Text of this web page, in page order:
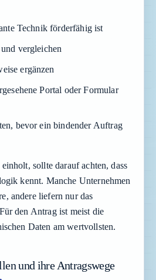
Technik förderfähig ist
vergleichen
ergänzen
Portal oder Formular
bevor ein bindender Auftrag
sollte darauf achten, dass
kennt. Manche Unternehmen
andere liefern nur das
den Antrag ist meist die
Daten am wertvollsten.
und ihre Antragswege